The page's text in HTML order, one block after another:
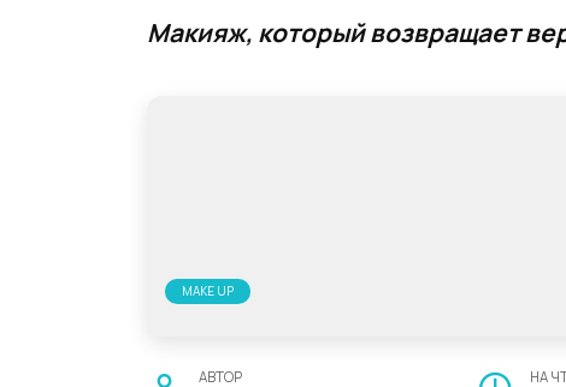
Макияж, который возвращает
MAKE UP
АВТОР НА